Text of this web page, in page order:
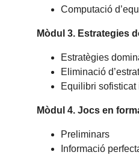
Computació
Mòdul 3. Estrategies
Estratègies
Eliminació
Equilibri
Mòdul 4. Jocs en
Preliminars
Informació